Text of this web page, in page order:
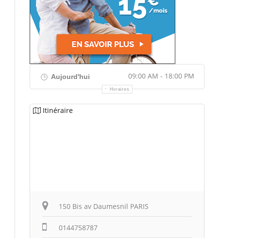
Aujourd'hui 09:00 AM - 18:00 PM
Horaires
Itinéraire
150 Bis av Daumesnil PARIS
0144758787